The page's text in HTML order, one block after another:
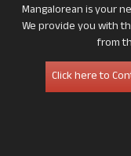
Mangalorean is your
We provide you with
from
Click here to